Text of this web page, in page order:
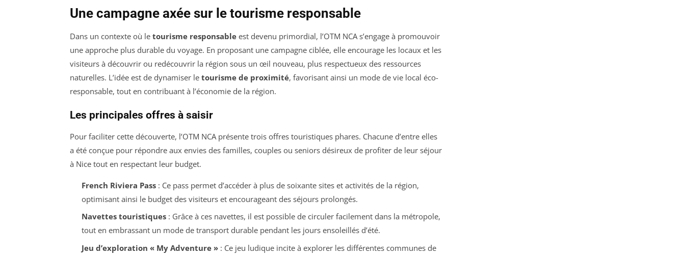
Une campagne axée sur le tourisme responsable
Dans un contexte où le tourisme responsable est devenu primordial, l’OTM NCA s’engage à promouvoir
une approche plus durable du voyage. En proposant une campagne ciblée, elle encourage les locaux et les
visiteurs à découvrir ou redécouvrir la région sous un œil nouveau, plus respectueux des ressources
naturelles. L’idée est de dynamiser le tourisme de proximité, favorisant ainsi un mode de vie local éco-
responsable, tout en contribuant à l’économie de la région.
Les principales offres à saisir
Pour faciliter cette découverte, l’OTM NCA présente trois offres touristiques phares. Chacune d’entre elles
a été conçue pour répondre aux envies des familles, couples ou seniors désireux de profiter de leur séjour
à Nice tout en respectant leur budget.
French Riviera Pass: Ce pass permet d’accéder à plus de soixante sites et activités de la région,
optimisant ainsi le budget des visiteurs et encourageant des séjours prolongés.
Navettes touristiques: Grâce à ces navettes, il est possible de circuler facilement dans la métropole,
tout en embrassant un mode de transport durable pendant les jours ensoleillés d’été.
Jeu d’exploration « My Adventure »: Ce jeu ludique incite à explorer les différentes communes de